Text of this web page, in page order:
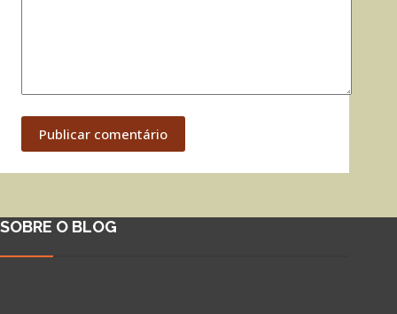
Publicar comentário
SOBRE O BLOG